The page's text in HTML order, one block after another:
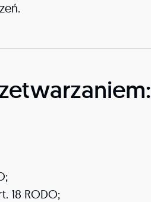
18 RODO;